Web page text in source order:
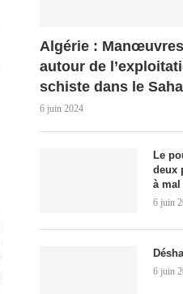
Algérie :
autour de
schiste dans le
6 juin 2024
Le
deux
à mal
6 juin
6 juin